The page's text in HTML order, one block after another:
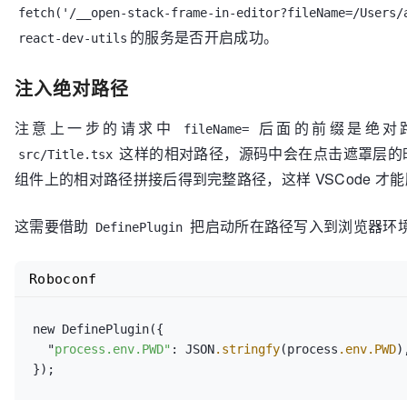
fetch('/__open-stack-frame-in-editor?fileName=/
react-dev-utils 的服务是否开启成功。
注入绝对路径
注意上一步的请求中 fileName= 后面的前缀是绝对
src/Title.tsx 这样的相对路径，源码中会在点击遮罩层
组件上的相对路径拼接后得到完整路径，这样 VSCode 才
这需要借助 DefinePlugin 把启动所在路径写入到浏览器环
new DefinePlugin({
"process.env.PWD" : JSON.stringfy(process .env.PWD
Roboconf